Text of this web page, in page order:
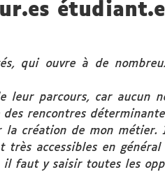
qui ouvre à de
parcours, car aucun
rencontres
la création de mon
très accessibles en
faut y saisir toutes les